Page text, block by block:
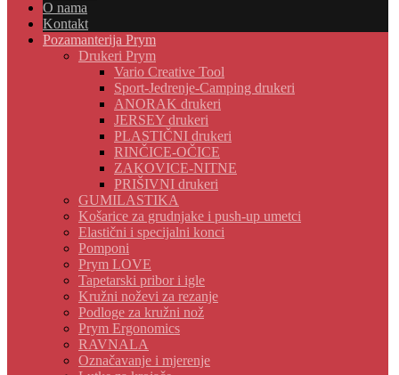
O nama
Kontakt
Pozamanterija Prym
Drukeri Prym
Vario Creative Tool
Sport-Jedrenje-Camping drukeri
ANORAK drukeri
JERSEY drukeri
PLASTIČNI drukeri
RINČICE-OČICE
ZAKOVICE-NITNE
PRIŠIVNI drukeri
GUMILASTIKA
Košarice za grudnjake i push-up umetci
Elastični i specijalni konci
Pomponi
Prym LOVE
Tapetarski pribor i igle
Kružni noževi za rezanje
Podloge za kružni nož
Prym Ergonomics
RAVNALA
Označavanje i mjerenje